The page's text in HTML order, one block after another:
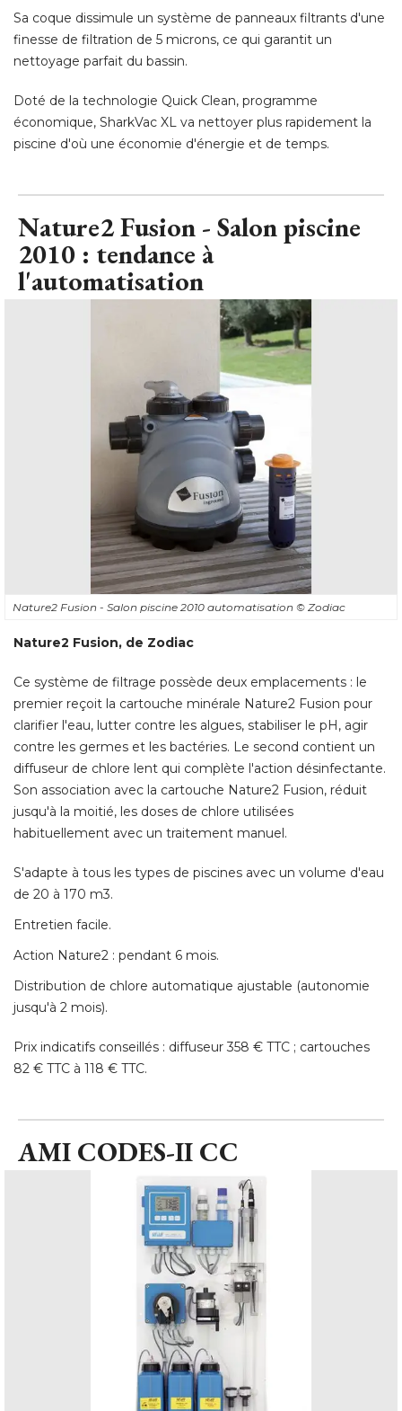
Sa coque dissimule un système de panneaux filtrants d'une
finesse de filtration de 5 microns, ce qui garantit un
nettoyage parfait du bassin.
Doté de la technologie Quick Clean, programme
économique, SharkVac XL va nettoyer plus rapidement la
piscine d'où une économie d'énergie et de temps.
Nature2 Fusion - Salon piscine
2010 : tendance à
l'automatisation
Nature2 Fusion - Salon piscine 2010 automatisation © Zodiac
Nature2 Fusion, de Zodiac
Ce système de filtrage possède deux emplacements : le
premier reçoit la cartouche minérale Nature2 Fusion pour
clarifier l'eau, lutter contre les algues, stabiliser le pH, agir
contre les germes et les bactéries. Le second contient un
diffuseur de chlore lent qui complète l'action désinfectante.
Son association avec la cartouche Nature2 Fusion, réduit
jusqu'à la moitié, les doses de chlore utilisées
habituellement avec un traitement manuel.
S'adapte à tous les types de piscines avec un volume d'eau
de 20 à 170 m3.
Entretien facile.
Action Nature2 : pendant 6 mois.
Distribution de chlore automatique ajustable (autonomie
jusqu'à 2 mois).
Prix indicatifs conseillés : diffuseur 358 € TTC ; cartouches
82 € TTC à 118 € TTC.
AMI CODES-II CC